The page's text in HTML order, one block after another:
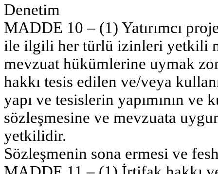
Denetim
MADDE 10 – (1) Yatırımcı
ile ilgili her türlü izinleri yetkili
mevzuat hükümlerine uymak
hakkı tesis edilen ve/veya
yapı ve tesislerin yapımının ve
sözleşmesine ve mevzuata
yetkilidir.
Sözleşmenin sona ermesi ve